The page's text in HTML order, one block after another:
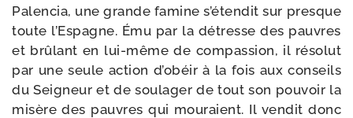
Palencia, une grande famine s’étendit sur presque
toute l’Espagne. Ému par la détresse des pauvres
et brû­lant en lui-​même de com­pas­sion, il réso­lut
par une seule action d’obéir à la fois aux conseils
du Seigneur et de sou­la­ger de tout son pou­voir la
misère des pauvres qui mou­raient. Il ven­dit donc